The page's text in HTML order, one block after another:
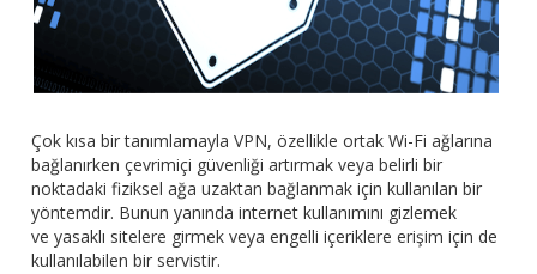
Çok kısa bir tanımlamayla VPN, özellikle ortak Wi-Fi ağlarına
bağlanırken çevrimiçi güvenliği artırmak veya belirli bir
noktadaki fiziksel ağa uzaktan bağlanmak için kullanılan bir
yöntemdir. Bunun yanında internet kullanımını gizlemek
ve yasaklı sitelere girmek veya engelli içeriklere erişim için de
kullanılabilen bir servistir.